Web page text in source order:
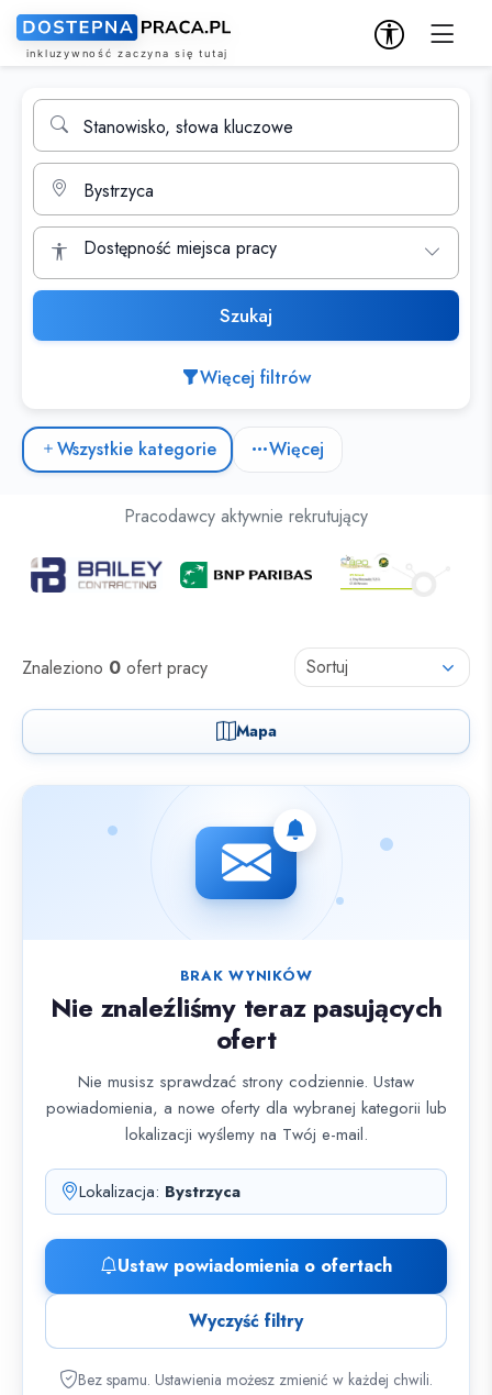
Wyszukiwarka ofert pracy
Stanowisko, słowa kluczowe
Miasto
Dostępność miejsca pracy
Szukaj
Więcej filtrów
Wszystkie kategorie
Więcej
Oferty pracy dla osób z niepełnosprawnościami
Pracodawcy aktywnie rekrutujący
Oferty pracy
Znaleziono 0 ofert pracy Sortuj
Mapa
Nie znaleziono ofert spełniających wybrane kryteria.
BRAK WYNIKÓW
Nie znaleźliśmy teraz pasujących
ofert
Nie musisz sprawdzać strony codziennie. Ustaw
powiadomienia, a nowe oferty dla wybranej kategorii lub
lokalizacji wyślemy na Twój e-mail.
Lokalizacja: Bystrzyca
Ustaw powiadomienia o ofertach
Wyczyść filtry
Bez spamu. Ustawienia możesz zmienić w każdej chwili.